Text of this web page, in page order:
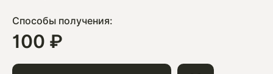
Способы получения:
100 ₽